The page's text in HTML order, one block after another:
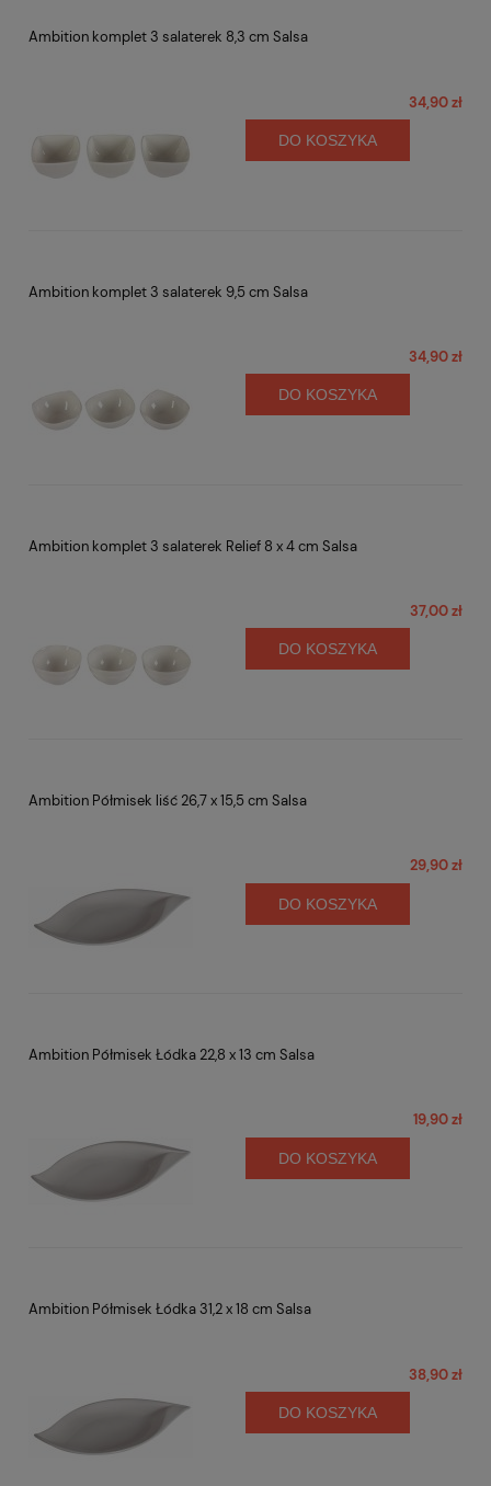
Ambition komplet 3 salaterek 8,3 cm Salsa
34,90 zł
DO KOSZYKA
Ambition komplet 3 salaterek 9,5 cm Salsa
34,90 zł
DO KOSZYKA
Ambition komplet 3 salaterek Relief 8 x 4 cm Salsa
37,00 zł
DO KOSZYKA
Ambition Półmisek liść 26,7 x 15,5 cm Salsa
29,90 zł
DO KOSZYKA
Ambition Półmisek Łódka 22,8 x 13 cm Salsa
19,90 zł
DO KOSZYKA
Ambition Półmisek Łódka 31,2 x 18 cm Salsa
38,90 zł
DO KOSZYKA